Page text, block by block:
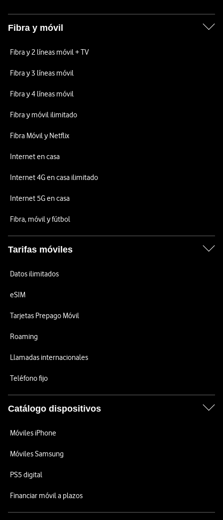
Fibra y móvil
Fibra y 2 líneas móvil + TV
Fibra y 3 líneas móvil
Fibra y 4 líneas móvil
Fibra y móvil ilimitado
Fibra Móvil y Netflix
Internet en casa
Internet 4G en casa ilimitado
Internet 5G en casa
Fibra, móvil y fútbol
Tarifas móviles
Datos ilimitados
eSIM
Tarjetas Prepago Móvil
Roaming
Llamadas internacionales
Teléfono fijo
Catálogo dispositivos
Móviles iPhone
Móviles Samsung
PS5 digital
Financiar móvil a plazos